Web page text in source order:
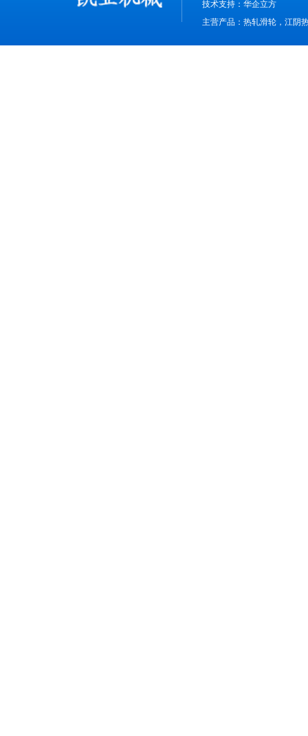
技术支持： 华企立方
主营产品：热轧滑轮，江阴